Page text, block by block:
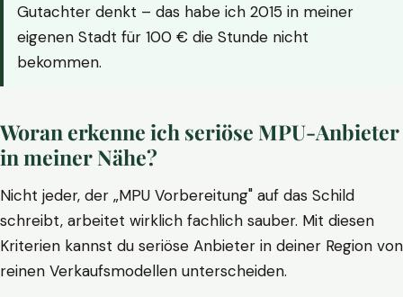
Gutachter denkt – das habe ich 2015 in meiner
eigenen Stadt für 100 € die Stunde nicht
bekommen.
Woran erkenne ich seriöse MPU-Anbieter
in meiner Nähe?
Nicht jeder, der „MPU Vorbereitung" auf das Schild
schreibt, arbeitet wirklich fachlich sauber. Mit diesen
Kriterien kannst du seriöse Anbieter in deiner Region von
reinen Verkaufsmodellen unterscheiden.